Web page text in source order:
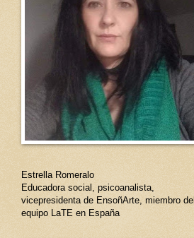
Estrella Romeralo
Educadora social, psicoanalista,
vicepresidenta de EnsoñArte, miembro del
equipo LaTE en España